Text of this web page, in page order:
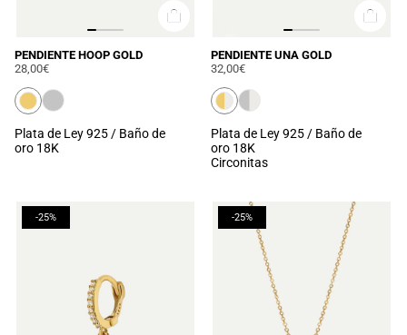
PENDIENTE HOOP GOLD
28,00€
Plata de Ley 925 / Baño de
oro 18K
PENDIENTE UNA GOLD
32,00€
Plata de Ley 925 / Baño de
oro 18K
Circonitas
-25% -25%